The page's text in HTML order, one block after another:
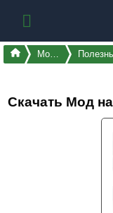
Моды
Скачать Мод